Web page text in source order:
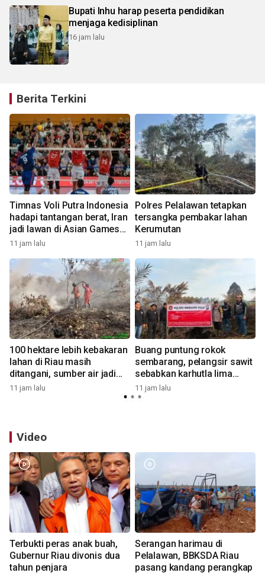
Bupati Inhu harap peserta pendidikan
menjaga kedisiplinan
16 jam lalu
Berita Terkini
Timnas Voli Putra Indonesia
hadapi tantangan berat, Iran
jadi lawan di Asian Games
2026
11 jam lalu
Polres Pelalawan tetapkan
tersangka pembakar lahan
Kerumutan
11 jam lalu
100 hektare lebih kebakaran
lahan di Riau masih
ditangani, sumber air jadi
kendala
11 jam lalu
Buang puntung rokok
sembarang, pelangsir sawit
sebabkan karhutla lima
hektare
11 jam lalu
Video
Terbukti peras anak buah,
Gubernur Riau divonis dua
tahun penjara
Serangan harimau di
Pelalawan, BBKSDA Riau
pasang kandang perangkap